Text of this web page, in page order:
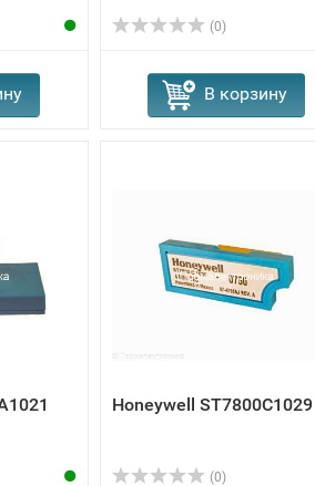
(0)
В корзину
Honeywell ST7800C1029
(0)